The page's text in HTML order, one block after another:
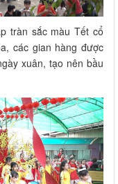
tràn sắc màu Tết cổ
các gian hàng được
xuân, tạo nên bầu